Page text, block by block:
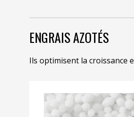
ENGRAIS AZOTÉS
Ils optimisent la croissance